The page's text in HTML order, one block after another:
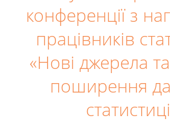
конференції з
працівників
«Нові джерела
поширення